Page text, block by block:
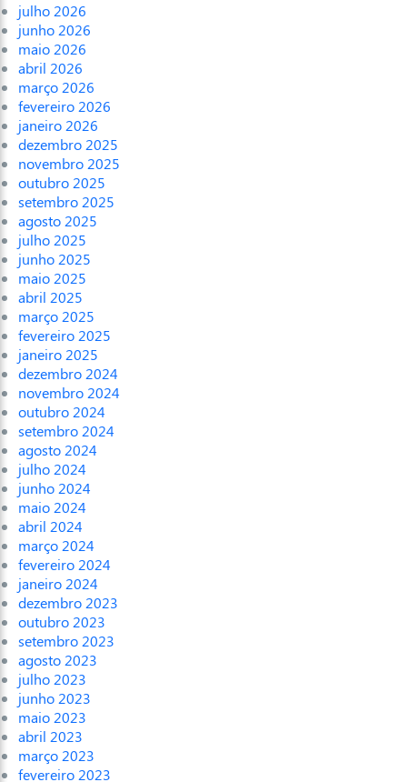
julho 2026
junho 2026
maio 2026
abril 2026
março 2026
fevereiro 2026
janeiro 2026
dezembro 2025
novembro 2025
outubro 2025
setembro 2025
agosto 2025
julho 2025
junho 2025
maio 2025
abril 2025
março 2025
fevereiro 2025
janeiro 2025
dezembro 2024
novembro 2024
outubro 2024
setembro 2024
agosto 2024
julho 2024
junho 2024
maio 2024
abril 2024
março 2024
fevereiro 2024
janeiro 2024
dezembro 2023
outubro 2023
setembro 2023
agosto 2023
julho 2023
junho 2023
maio 2023
abril 2023
março 2023
fevereiro 2023